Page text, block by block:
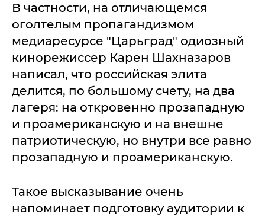
В частности, на отличающемся
оголтелым пропагандизмом
медиаресурсе "Царьград" одиозный
кинорежиссер Карен Шахназаров
написал, что российская элита
делится, по большому счету, на два
лагеря: на откровенно прозападную
и проамериканскую и на внешне
патриотическую, но внутри все равно
прозападную и проамериканскую.
Такое высказывание очень
напоминает подготовку аудитории к